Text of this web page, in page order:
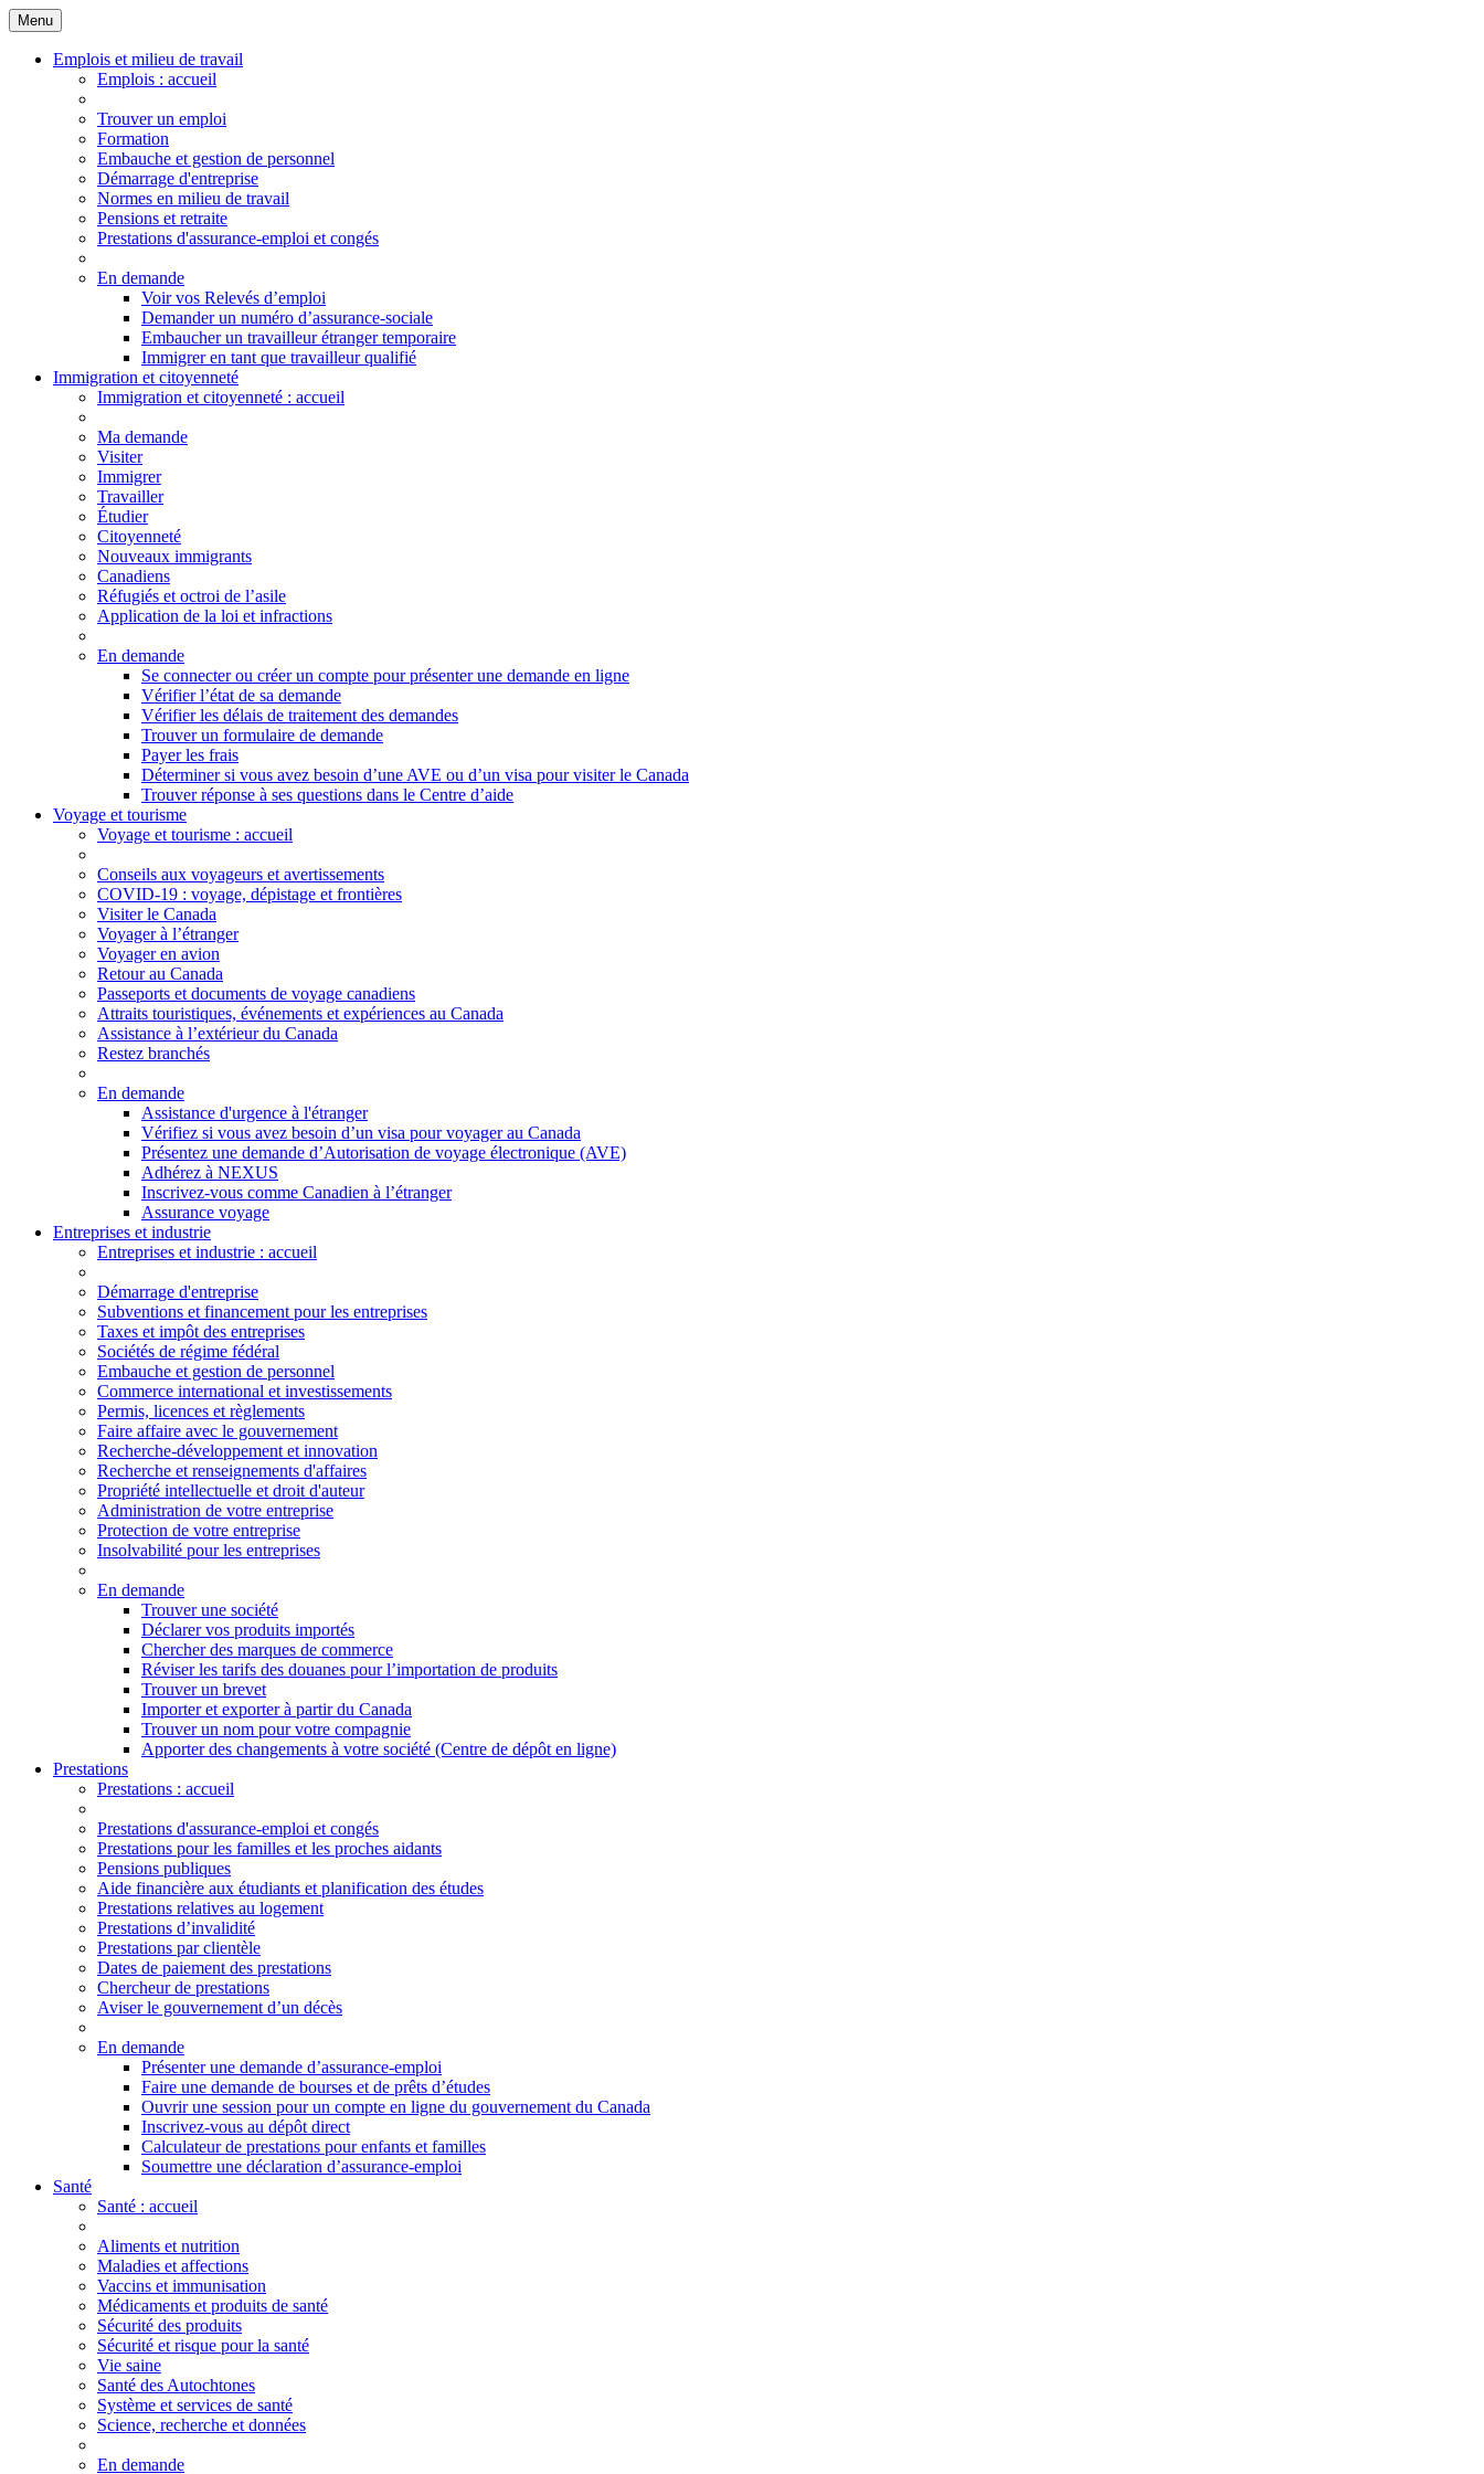
Menu
Principales
Menu
Emplois et milieu de travail
Emplois : accueil
Trouver un emploi
Formation
Embauche et gestion de personnel
Démarrage d'entreprise
Normes en milieu de travail
Pensions et retraite
Prestations d'assurance-emploi et congés
En demande
Voir vos Relevés d’emploi
Demander un numéro d’assurance-sociale
Embaucher un travailleur étranger temporaire
Immigrer en tant que travailleur qualifié
Immigration et citoyenneté
Immigration et citoyenneté : accueil
Ma demande
Visiter
Immigrer
Travailler
Étudier
Citoyenneté
Nouveaux immigrants
Canadiens
Réfugiés et octroi de l’asile
Application de la loi et infractions
En demande
Se connecter ou créer un compte pour présenter une demande en ligne
Vérifier l’état de sa demande
Vérifier les délais de traitement des demandes
Trouver un formulaire de demande
Payer les frais
Déterminer si vous avez besoin d’une AVE ou d’un visa pour visiter le Canada
Trouver réponse à ses questions dans le Centre d’aide
Voyage et tourisme
Voyage et tourisme : accueil
Conseils aux voyageurs et avertissements
COVID-19 : voyage, dépistage et frontières
Visiter le Canada
Voyager à l’étranger
Voyager en avion
Retour au Canada
Passeports et documents de voyage canadiens
Attraits touristiques, événements et expériences au Canada
Assistance à l’extérieur du Canada
Restez branchés
En demande
Assistance d'urgence à l'étranger
Vérifiez si vous avez besoin d’un visa pour voyager au Canada
Présentez une demande d’Autorisation de voyage électronique (AVE)
Adhérez à NEXUS
Inscrivez-vous comme Canadien à l’étranger
Assurance voyage
Entreprises et industrie
Entreprises et industrie : accueil
Démarrage d'entreprise
Subventions et financement pour les entreprises
Taxes et impôt des entreprises
Sociétés de régime fédéral
Embauche et gestion de personnel
Commerce international et investissements
Permis, licences et règlements
Faire affaire avec le gouvernement
Recherche-développement et innovation
Recherche et renseignements d'affaires
Propriété intellectuelle et droit d'auteur
Administration de votre entreprise
Protection de votre entreprise
Insolvabilité pour les entreprises
En demande
Trouver une société
Déclarer vos produits importés
Chercher des marques de commerce
Réviser les tarifs des douanes pour l’importation de produits
Trouver un brevet
Importer et exporter à partir du Canada
Trouver un nom pour votre compagnie
Apporter des changements à votre société (Centre de dépôt en ligne)
Prestations
Prestations : accueil
Prestations d'assurance-emploi et congés
Prestations pour les familles et les proches aidants
Pensions publiques
Aide financière aux étudiants et planification des études
Prestations relatives au logement
Prestations d’invalidité
Prestations par clientèle
Dates de paiement des prestations
Chercheur de prestations
Aviser le gouvernement d’un décès
En demande
Présenter une demande d’assurance-emploi
Faire une demande de bourses et de prêts d’études
Ouvrir une session pour un compte en ligne du gouvernement du Canada
Inscrivez-vous au dépôt direct
Calculateur de prestations pour enfants et familles
Soumettre une déclaration d’assurance-emploi
Santé
Santé : accueil
Aliments et nutrition
Maladies et affections
Vaccins et immunisation
Médicaments et produits de santé
Sécurité des produits
Sécurité et risque pour la santé
Vie saine
Santé des Autochtones
Système et services de santé
Science, recherche et données
En demande